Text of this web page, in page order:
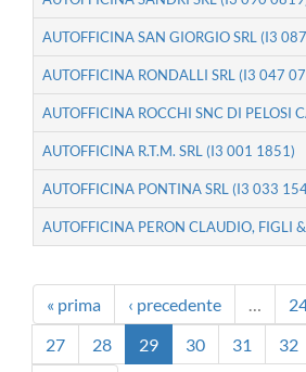
AUTOFFICINA SAN GIORGIO SRL (I3
AUTOFFICINA RONDALLI SRL (I3 047
AUTOFFICINA ROCCHI SNC DI PELOSI
AUTOFFICINA R.T.M. SRL (I3 001 1851)
AUTOFFICINA PONTINA SRL (I3 033
AUTOFFICINA PERON CLAUDIO, FIGLI
« prima ‹ precedente
27
28 29 30 31 32